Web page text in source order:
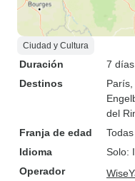
Ciudad y Cultura
Duración
7 días
Destinos
París
del
Franja de edad
Idioma
Solo:
Operador